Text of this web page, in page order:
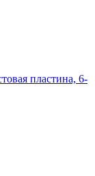
пластина, 6-